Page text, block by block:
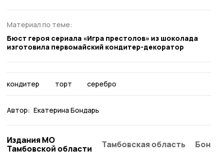
Материал по теме:
Бюст героя сериала «Игра престолов» из шоколада
изготовила первомайский кондитер-декоратор
кондитер торт серебро
Автор: Екатерина Бондарь
Издания МО
Тамбовской области
Тамбовская область